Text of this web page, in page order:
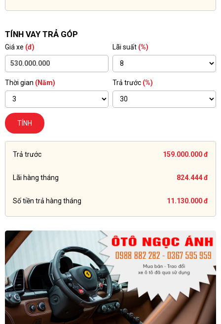
TÍNH VAY TRẢ GÓP
Giá xe (đ) Lãi suất (%)
Thời gian (Năm) Trả trước (%)
TÍNH
Trả trước 159.000.000 đ
Lãi hàng tháng 824.444 đ
Số tiền trả hàng tháng 11.130.000 đ